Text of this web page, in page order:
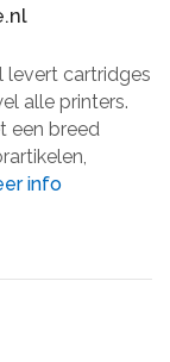
levert cartridges
alle printers.
een breed
info